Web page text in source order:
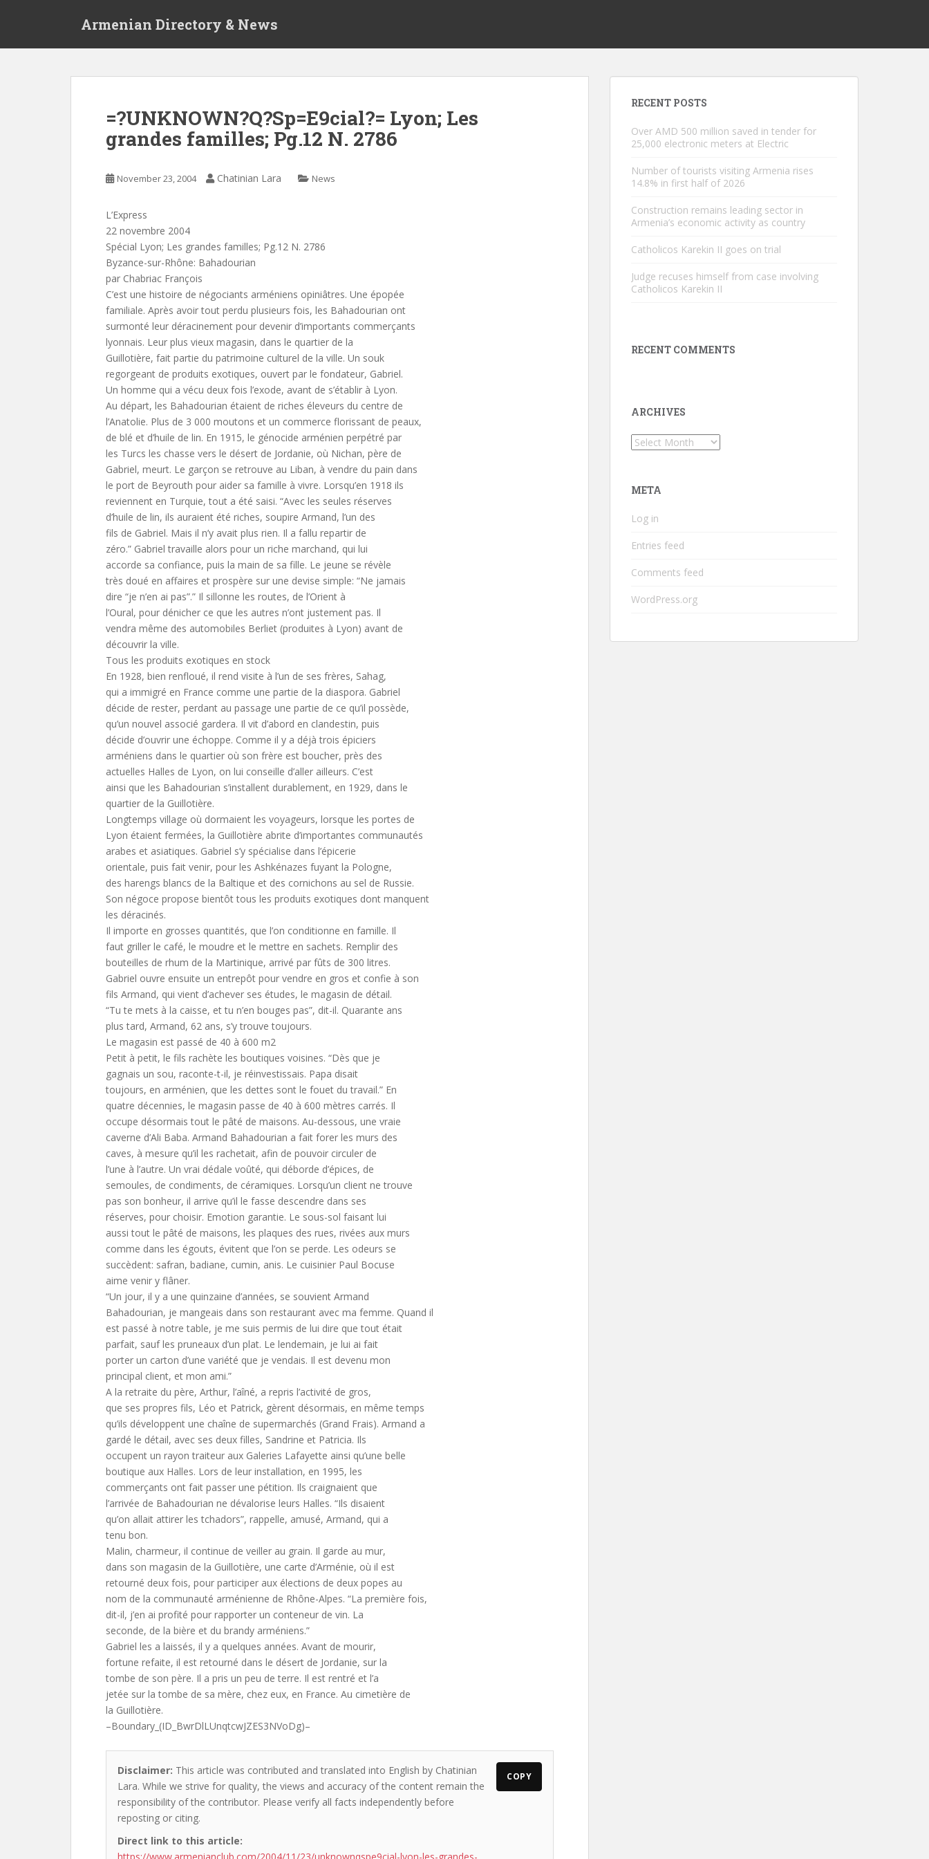
Armenian Directory & News
=?UNKNOWN?Q?Sp=E9cial?= Lyon; Les
grandes familles; Pg.12 N. 2786
November 23, 2004 Chatinian Lara News
L’Express
22 novembre 2004
Spécial Lyon; Les grandes familles; Pg.12 N. 2786
Byzance-sur-Rhône: Bahadourian
par Chabriac François
C’est une histoire de négociants arméniens opiniâtres. Une épopée
familiale. Après avoir tout perdu plusieurs fois, les Bahadourian ont
surmonté leur déracinement pour devenir d’importants commerçants
lyonnais. Leur plus vieux magasin, dans le quartier de la
Guillotière, fait partie du patrimoine culturel de la ville. Un souk
regorgeant de produits exotiques, ouvert par le fondateur, Gabriel.
Un homme qui a vécu deux fois l’exode, avant de s’établir à Lyon.
Au départ, les Bahadourian étaient de riches éleveurs du centre de
l’Anatolie. Plus de 3 000 moutons et un commerce florissant de peaux,
de blé et d’huile de lin. En 1915, le génocide arménien perpétré par
les Turcs les chasse vers le désert de Jordanie, où Nichan, père de
Gabriel, meurt. Le garçon se retrouve au Liban, à vendre du pain dans
le port de Beyrouth pour aider sa famille à vivre. Lorsqu’en 1918 ils
reviennent en Turquie, tout a été saisi. “Avec les seules réserves
d’huile de lin, ils auraient été riches, soupire Armand, l’un des
fils de Gabriel. Mais il n’y avait plus rien. Il a fallu repartir de
zéro.” Gabriel travaille alors pour un riche marchand, qui lui
accorde sa confiance, puis la main de sa fille. Le jeune se révèle
très doué en affaires et prospère sur une devise simple: “Ne jamais
dire “je n’en ai pas”.” Il sillonne les routes, de l’Orient à
l’Oural, pour dénicher ce que les autres n’ont justement pas. Il
vendra même des automobiles Berliet (produites à Lyon) avant de
découvrir la ville.
Tous les produits exotiques en stock
En 1928, bien renfloué, il rend visite à l’un de ses frères, Sahag,
qui a immigré en France comme une partie de la diaspora. Gabriel
décide de rester, perdant au passage une partie de ce qu’il possède,
qu’un nouvel associé gardera. Il vit d’abord en clandestin, puis
décide d’ouvrir une échoppe. Comme il y a déjà trois épiciers
arméniens dans le quartier où son frère est boucher, près des
actuelles Halles de Lyon, on lui conseille d’aller ailleurs. C’est
ainsi que les Bahadourian s’installent durablement, en 1929, dans le
quartier de la Guillotière.
Longtemps village où dormaient les voyageurs, lorsque les portes de
Lyon étaient fermées, la Guillotière abrite d’importantes communautés
arabes et asiatiques. Gabriel s’y spécialise dans l’épicerie
orientale, puis fait venir, pour les Ashkénazes fuyant la Pologne,
des harengs blancs de la Baltique et des cornichons au sel de Russie.
Son négoce propose bientôt tous les produits exotiques dont manquent
les déracinés.
Il importe en grosses quantités, que l’on conditionne en famille. Il
faut griller le café, le moudre et le mettre en sachets. Remplir des
bouteilles de rhum de la Martinique, arrivé par fûts de 300 litres.
Gabriel ouvre ensuite un entrepôt pour vendre en gros et confie à son
fils Armand, qui vient d’achever ses études, le magasin de détail.
“Tu te mets à la caisse, et tu n’en bouges pas”, dit-il. Quarante ans
plus tard, Armand, 62 ans, s’y trouve toujours.
Le magasin est passé de 40 à 600 m2
Petit à petit, le fils rachète les boutiques voisines. “Dès que je
gagnais un sou, raconte-t-il, je réinvestissais. Papa disait
toujours, en arménien, que les dettes sont le fouet du travail.” En
quatre décennies, le magasin passe de 40 à 600 mètres carrés. Il
occupe désormais tout le pâté de maisons. Au-dessous, une vraie
caverne d’Ali Baba. Armand Bahadourian a fait forer les murs des
caves, à mesure qu’il les rachetait, afin de pouvoir circuler de
l’une à l’autre. Un vrai dédale voûté, qui déborde d’épices, de
semoules, de condiments, de céramiques. Lorsqu’un client ne trouve
pas son bonheur, il arrive qu’il le fasse descendre dans ses
réserves, pour choisir. Emotion garantie. Le sous-sol faisant lui
aussi tout le pâté de maisons, les plaques des rues, rivées aux murs
comme dans les égouts, évitent que l’on se perde. Les odeurs se
succèdent: safran, badiane, cumin, anis. Le cuisinier Paul Bocuse
aime venir y flâner.
“Un jour, il y a une quinzaine d’années, se souvient Armand
Bahadourian, je mangeais dans son restaurant avec ma femme. Quand il
est passé à notre table, je me suis permis de lui dire que tout était
parfait, sauf les pruneaux d’un plat. Le lendemain, je lui ai fait
porter un carton d’une variété que je vendais. Il est devenu mon
principal client, et mon ami.”
A la retraite du père, Arthur, l’aîné, a repris l’activité de gros,
que ses propres fils, Léo et Patrick, gèrent désormais, en même temps
qu’ils développent une chaîne de supermarchés (Grand Frais). Armand a
gardé le détail, avec ses deux filles, Sandrine et Patricia. Ils
occupent un rayon traiteur aux Galeries Lafayette ainsi qu’une belle
boutique aux Halles. Lors de leur installation, en 1995, les
commerçants ont fait passer une pétition. Ils craignaient que
l’arrivée de Bahadourian ne dévalorise leurs Halles. “Ils disaient
qu’on allait attirer les tchadors”, rappelle, amusé, Armand, qui a
tenu bon.
Malin, charmeur, il continue de veiller au grain. Il garde au mur,
dans son magasin de la Guillotière, une carte d’Arménie, où il est
retourné deux fois, pour participer aux élections de deux popes au
nom de la communauté arménienne de Rhône-Alpes. “La première fois,
dit-il, j’en ai profité pour rapporter un conteneur de vin. La
seconde, de la bière et du brandy arméniens.”
Gabriel les a laissés, il y a quelques années. Avant de mourir,
fortune refaite, il est retourné dans le désert de Jordanie, sur la
tombe de son père. Il a pris un peu de terre. Il est rentré et l’a
jetée sur la tombe de sa mère, chez eux, en France. Au cimetière de
la Guillotière.
–Boundary_(ID_BwrDlLUnqtcwJZES3NVoDg)–
Disclaimer: This article was contributed and translated into English by Chatinian
Lara. While we strive for quality, the views and accuracy of the content remain the
responsibility of the contributor. Please verify all facts independently before
reposting or citing.
Direct link to this article:
COPY
RECENT POSTS
Over AMD 500 million saved in tender for
25,000 electronic meters at Electric
Number of tourists visiting Armenia rises
14.8% in first half of 2026
Construction remains leading sector in
Armenia’s economic activity as country
Catholicos Karekin II goes on trial
Judge recuses himself from case involving
Catholicos Karekin II
RECENT COMMENTS
ARCHIVES
Archives
META
Log in
Entries feed
Comments feed
WordPress.org